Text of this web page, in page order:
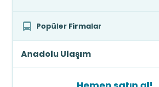
Popüler Firmalar
Anadolu Ulaşım